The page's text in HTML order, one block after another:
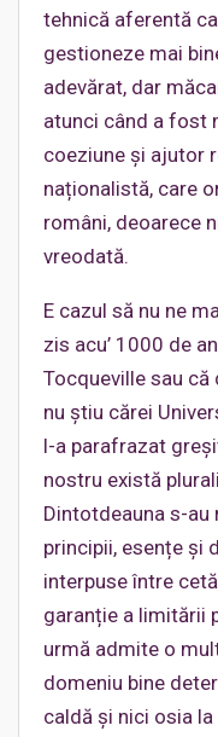
tehnică aferentă
gestioneze mai
adevărat, dar
atunci când a fost
coeziune și ajutor
naționalistă, care
români, deoarece
vreodată.
E cazul să nu ne
zis acu’ 1000 de
Tocqueville sau
nu știu cărei
l-a parafrazat
nostru există
Dintotdeauna s-
principii, esențe și
interpuse între
garanție a limitării
urmă admite o
domeniu bine
caldă și nici osia la